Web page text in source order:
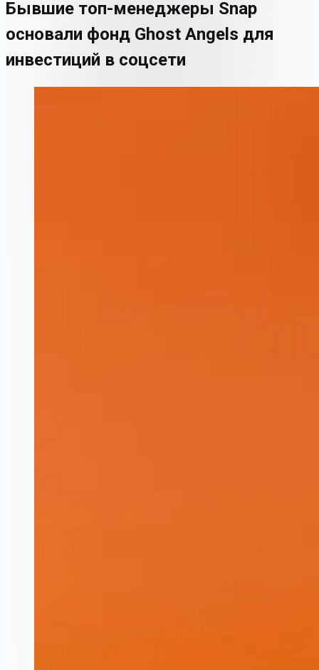
Бывшие топ-менеджеры Snap
основали фонд Ghost Angels для
инвестиций в соцсети